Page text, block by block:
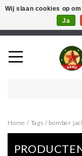
Welkom in onze
vinden in de
Home / Tags / bomber
Wij slaan cookies op
Ja